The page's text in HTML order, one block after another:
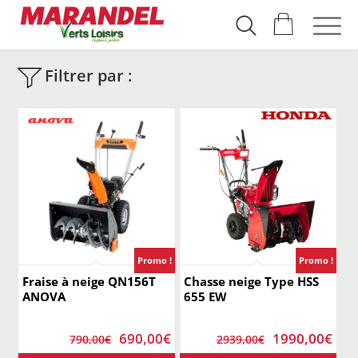
Filtrer par :
Fraise à neige QN156T
ANOVA
790,00€ Le
690,00€Le
Promo !
Chasse neige Type HSS
655 EW
2939,00€
Le
1990,00€Le
Promo !